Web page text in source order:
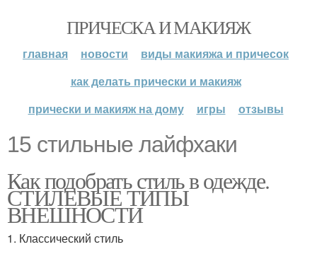
ПРИЧЕСКА И МАКИЯЖ
главная новости
виды макияжа и причесок
как делать прически и макияж
прически и макияж на дому
игры отзывы
15 стильные лайфхаки
Как подобрать стиль в одежде.
СТИЛЕВЫЕ ТИПЫ
ВНЕШНОСТИ
1. Классический стиль